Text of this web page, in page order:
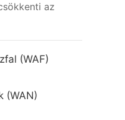
az
(WAF)
(WAN)